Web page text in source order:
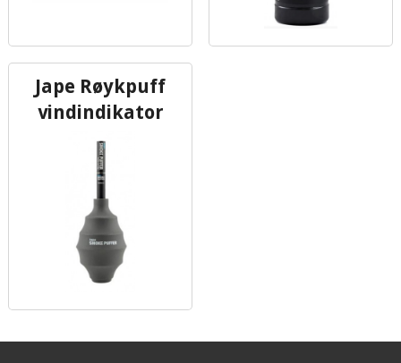
Jape Røykpuff
vindindikator